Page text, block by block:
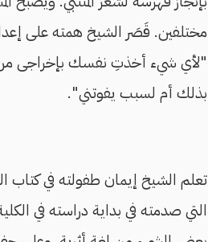
مختلفين. قَصَر الشيخ همته على
"لأي شيء أخذتِ نفسك بإخراجى
بذلك أم لسبب يفوتني".
تعلم الشيخ إيمان طفولته في كتاب
التي صدمته في بداية دراسته في